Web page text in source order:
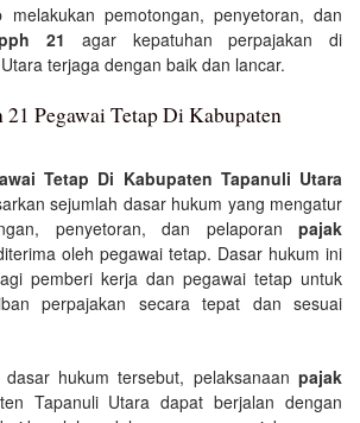
melakukan pemotongan, penyetoran, dan
21
agar kepatuhan perpajakan di
terjaga dengan baik dan lancar.
Pegawai Tetap Di Kabupaten
Tetap Di Kabupaten Tapanuli Utara
sejumlah dasar hukum yang mengatur
penyetoran, dan pelaporan pajak
oleh pegawai tetap. Dasar hukum ini
pemberi kerja dan pegawai tetap untuk
perpajakan secara tepat dan sesuai
hukum tersebut, pelaksanaan pajak
Tapanuli Utara dapat berjalan dengan